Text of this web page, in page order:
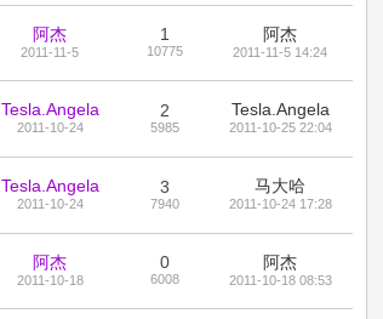
阿杰
2011-11-5
1
10775
阿杰
2011-11-5 14:24
Tesla.Angela
2011-10-24
2
5985
Tesla.Angela
2011-10-25 22:04
Tesla.Angela
2011-10-24
3
7940
马大哈
2011-10-24 17:28
阿杰
2011-10-18
0
6008
阿杰
2011-10-18 08:53